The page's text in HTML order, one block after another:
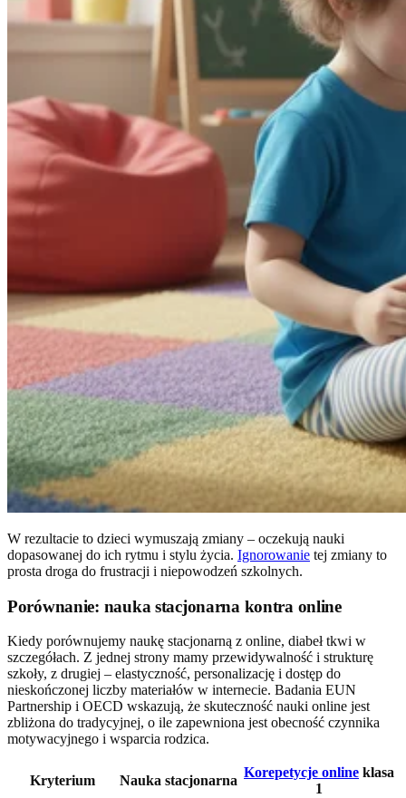
W rezultacie to dzieci wymuszają zmiany – oczekują nauki
dopasowanej do ich rytmu i stylu życia. Ignorowanie tej zmiany to
prosta droga do frustracji i niepowodzeń szkolnych.
Porównanie: nauka stacjonarna kontra online
Kiedy porównujemy naukę stacjonarną z online, diabeł tkwi w
szczegółach. Z jednej strony mamy przewidywalność i strukturę
szkoły, z drugiej – elastyczność, personalizację i dostęp do
nieskończonej liczby materiałów w internecie. Badania EUN
Partnership i OECD wskazują, że skuteczność nauki online jest
zbliżona do tradycyjnej, o ile zapewniona jest obecność czynnika
motywacyjnego i wsparcia rodzica.
Kryterium Nauka stacjonarna
Korepetycje online klasa
1